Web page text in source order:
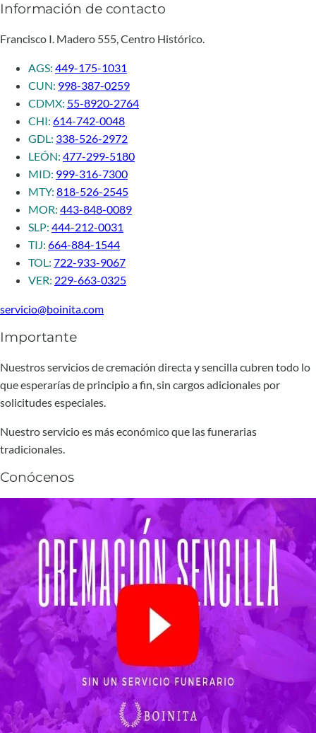
Información de contacto
Francisco I. Madero 555, Centro Histórico.
AGS: 449-175-1031
CUN: 998-387-0259
CDMX: 55-8920-2764
CHI: 614-742-0048
GDL: 338-526-2972
LEÓN: 477-299-5180
MID: 999-316-7300
MTY: 818-526-2545
MOR: 443-848-0089
SLP: 444-212-0031
TIJ: 664-884-1544
TOL: 722-933-9067
VER: 229-663-0325
servicio@boinita.com
Importante
Nuestros servicios de cremación directa y sencilla cubren todo lo
que esperarías de principio a fin, sin cargos adicionales por
solicitudes especiales.
Nuestro servicio es más económico que las funerarias
tradicionales.
Conócenos